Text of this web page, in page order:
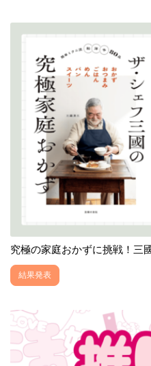
究極の家庭おかずに挑戦！三
結果発表